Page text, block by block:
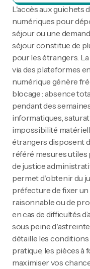
L'accès aux guichets
numériques pour
séjour ou une
séjour constitue de
pour les étrangers.
via des plateformes
numérique génère
blocage : absence
pendant des
informatiques,
impossibilité
étrangers disposent
référé mesures utiles
de justice
permet d'obtenir du
préfecture de fixer un
raisonnable ou de
en cas de difficultés
sous peine
détaille les
pratique, les pièces
maximiser vos